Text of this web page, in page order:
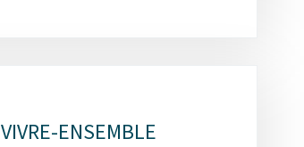
VIVRE-ENSEMBLE